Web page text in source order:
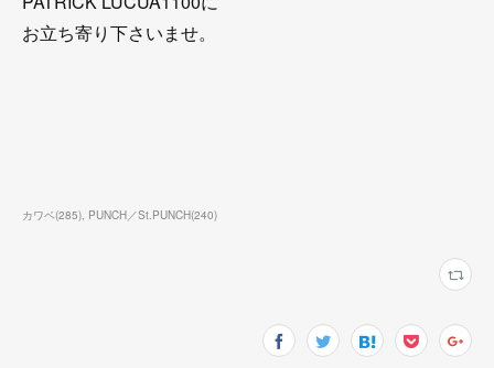
お立ち寄り下さいませ。
カワベ(285) PUNCH／St.PUNCH(240)